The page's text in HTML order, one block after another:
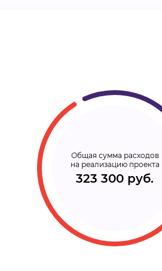
Общая сумма расходов
на реализацию проекта
323 300 руб.